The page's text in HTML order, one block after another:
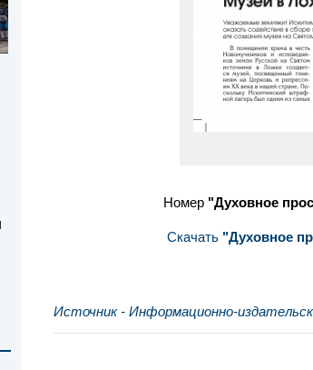
Номер "Духовное
Скачать "Духовное
Источник - Информационно-